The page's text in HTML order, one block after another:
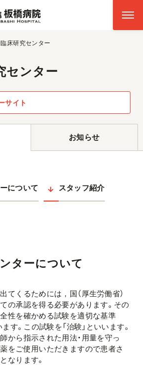
臨床研究センター
センター
サイト
お知らせ
について スタッフ紹介
ターについて
てくるためには，国（厚生労働省）
の承認を得る必要があります。その
性を確かめる試験を適切な基準
す。この試験を「治験」といいます。
から指示された用法・用量を守っ
をご使用いただきますので患者さ
なります。